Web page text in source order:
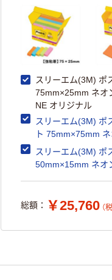
スリーエム(3M) ポ
75mm×25mm ネオ
NE オリジナル
スリーエム(3M) ポ
ト 75mm×75mm ネ
6545SS-NE オリジ
スリーエム(3M) ポ
50mm×15mm ネオ
総額： ￥25,760 （